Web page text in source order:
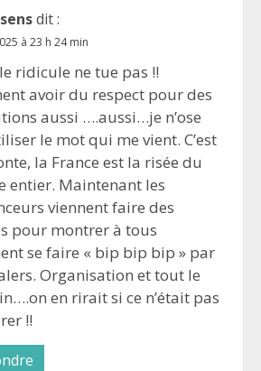
dit :
à 23 h 24 min
ridicule ne tue pas !!
avoir du respect pour des
aussi ….aussi…je n’ose
le mot qui me vient. C’est
la France est la risée du
entier. Maintenant les
viennent faire des
pour montrer à tous
se faire « bip bip bip » par
Organisation et tout le
en rirait si ce n’était pas
!!